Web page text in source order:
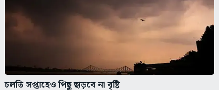
চলতি সপ্তাহেও পিছু ছাড়বে না বৃষ্টি